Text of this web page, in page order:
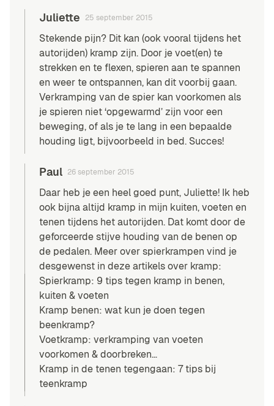
Juliette 25 september 2015
Stekende pijn? Dit kan (ook vooral tijdens het
autorijden) kramp zijn. Door je voet(en) te
strekken en te flexen, spieren aan te spannen
en weer te ontspannen, kan dit voorbij gaan.
Verkramping van de spier kan voorkomen als
je spieren niet ‘opgewarmd’ zijn voor een
beweging, of als je te lang in een bepaalde
houding ligt, bijvoorbeeld in bed. Succes!
Paul 26 september 2015
Daar heb je een heel goed punt, Juliette! Ik heb
ook bijna altijd kramp in mijn kuiten, voeten en
tenen tijdens het autorijden. Dat komt door de
geforceerde stijve houding van de benen op
de pedalen. Meer over spierkrampen vind je
desgewenst in deze artikels over kramp:
Spierkramp: 9 tips tegen kramp in benen,
kuiten & voeten
Kramp benen: wat kun je doen tegen
beenkramp?
Voetkramp: verkramping van voeten
voorkomen & doorbreken…
Kramp in de tenen tegengaan: 7 tips bij
teenkramp